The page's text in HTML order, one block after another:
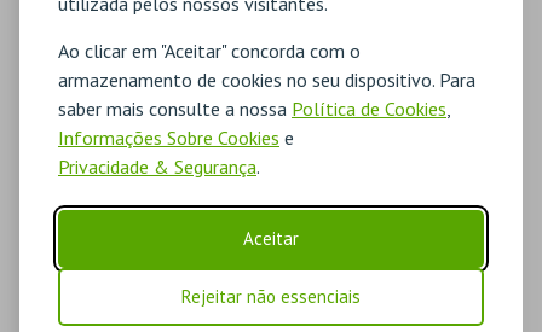
Ao clicar em "Aceitar" concorda com o
armazenamento de cookies no seu dispositivo. Para
saber mais consulte a nossa Política de Cookies,
Informações Sobre Cookies e
Privacidade & Segurança.
Aceitar
Rejeitar não essenciais